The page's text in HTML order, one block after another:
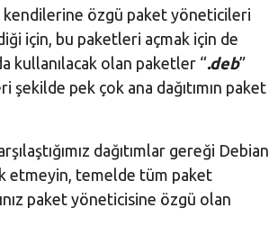
kendilerine özgü paket yöneticileri
için, bu paketleri açmak için de
kullanılacak olan paketler “.deb”
şekilde pek çok ana dağıtımın paket
dağıtımlar gereği Debian
etmeyin, temelde tüm paket
paket yöneticisine özgü olan